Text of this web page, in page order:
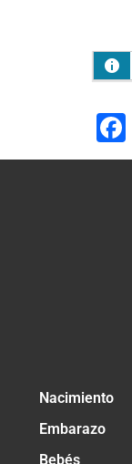
Nacimiento
Embarazo
Bebés